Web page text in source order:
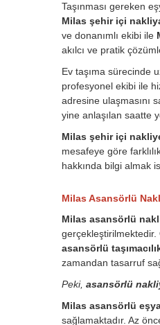
Taşınması gereken
Milas şehir içi
ve donanımlı ekibi ile
akılcı ve pratik
Ev taşıma sürecinde
profesyonel ekibi ile
adresine ulaşmasını
yine anlaşılan saatte
Milas şehir içi
mesafeye göre
hakkında bilgi almak
Milas Asansörlü
Milas asansörlü
gerçekleştirilmektedir.
asansörlü
zamandan tasarruf
Peki, asansörlü
Milas asansörlü
sağlamaktadır. Az